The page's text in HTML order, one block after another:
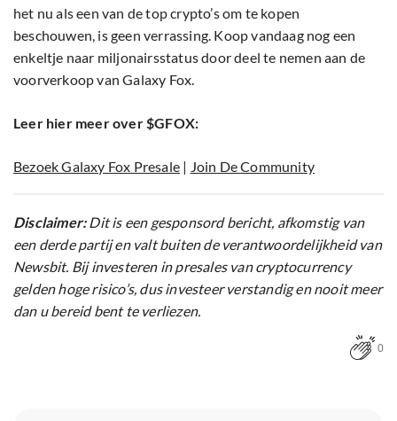
het nu als een van de top crypto’s om te kopen
beschouwen, is geen verrassing. Koop vandaag nog een
enkeltje naar miljonairsstatus door deel te nemen aan de
voorverkoop van Galaxy Fox.
Leer hier meer over $GFOX:
Bezoek Galaxy Fox Presale | Join De Community
Disclaimer:Dit is een gesponsord bericht, afkomstig van
een derde partij en valt buiten de verantwoordelijkheid van
Newsbit. Bij investeren in presales van cryptocurrency
gelden hoge risico’s, dus investeer verstandig en nooit meer
dan u bereid bent te verliezen.
0